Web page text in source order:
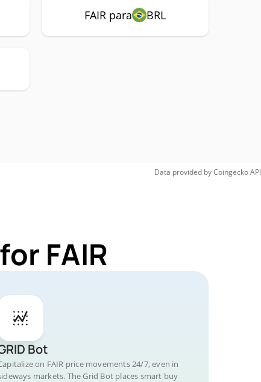
FAIR para BRL
Data provided byCoingeckoAPI
FAIR
Bot
on FAIR price movements 24/7, even in
markets. The Grid Bot places smart buy